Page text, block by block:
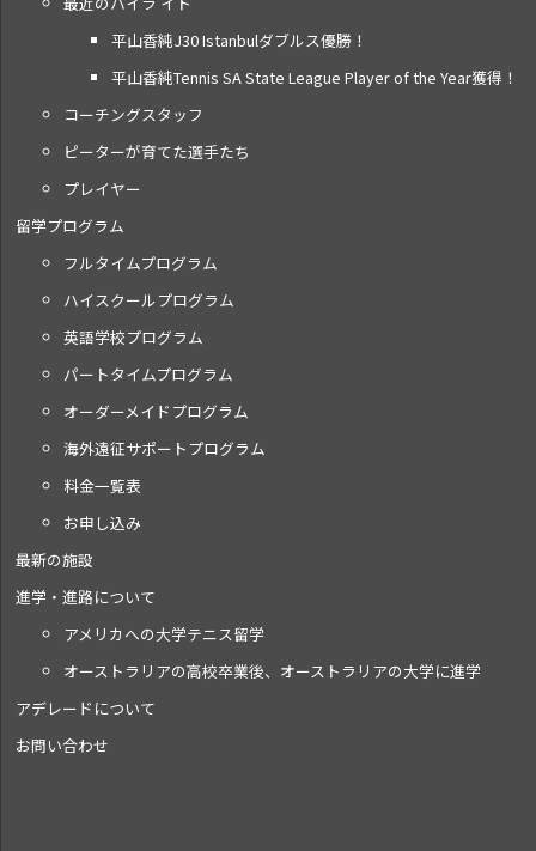
平山香純J30 Istanbulダブルス優勝！
平山香純Tennis SA State League Player of the Year獲得！
コーチングスタッフ
ピーターが育てた選手たち
プレイヤー
留学プログラム
フルタイムプログラム
ハイスクールプログラム
英語学校プログラム
パートタイムプログラム
オーダーメイドプログラム
海外遠征サポートプログラム
料金一覧表
お申し込み
最新の施設
進学・進路について
アメリカへの大学テニス留学
オーストラリアの高校卒業後、オーストラリアの大学に進学
アデレードについて
お問い合わせ